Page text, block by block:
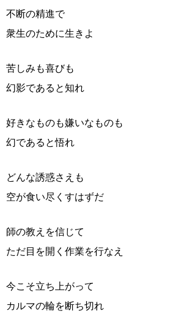
不断の精進で
衆生のために生きよ
苦しみも喜びも
幻影であると知れ
好きなものも嫌いなものも
幻であると悟れ
どんな誘惑さえも
空が食い尽くすはずだ
師の教えを信じて
ただ目を開く作業を行なえ
今こそ立ち上がって
カルマの輪を断ち切れ